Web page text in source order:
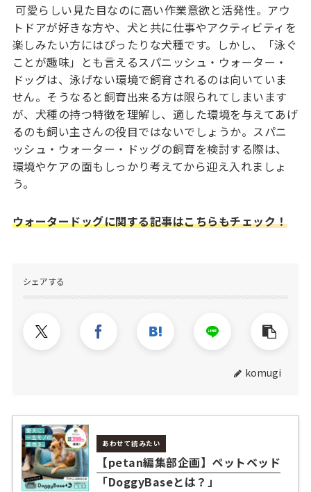
可愛らしい見た目なのに高い作業意欲と活発性。アウ
トドアが好きな方や、犬と共に仕事やアクティビティを
楽しみたい方にはぴったりな犬種です。しかし、「泳ぐ
ことが趣味」とも言えるスパニッシュ・ウォーター・
ドッグは、泳げない環境で飼育されるのは向いていま
せん。そうなると飼育出来る方は限られてしまいます
が、犬種の持つ特徴を理解し、適した環境を与えてあげ
るのも飼い主さんの役目ではないでしょうか。スパニ
ッシュ・ウォーター・ドッグの飼育を検討する際は、
環境やケアの面もしっかり考えてから迎え入れましょ
う。
ウォータードッグに関する記事はこちらもチェック！
シェアする
komugi
あわせて読みたい
【petan編集部企画】ペットベッド
「DoggyBaseとは？」